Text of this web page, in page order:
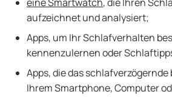
aufzeichnet und analysiert;
Apps, um Ihr Schlafverhalten
kennenzulernen oder
Apps, die das
Ihrem Smartphone, Computer